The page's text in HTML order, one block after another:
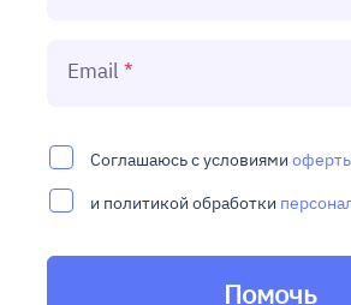
Email
Соглашаюсь с условиями
и политикой обработки
Помочь